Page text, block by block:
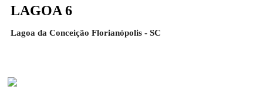
LAGOA 6
Lagoa da Conceição Florianópolis - SC